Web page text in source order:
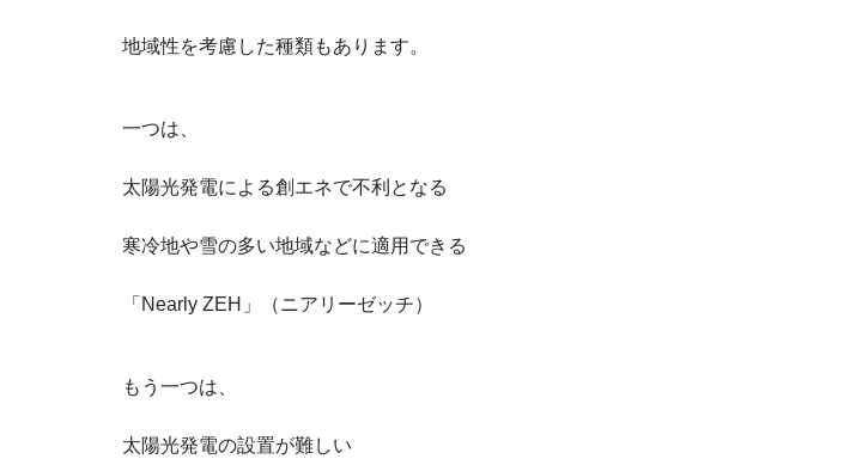
地域性を考慮した種類もあります。
一つは、
太陽光発電による創エネで不利となる
寒冷地や雪の多い地域などに適用できる
「Nearly ZEH」（ニアリーゼッチ）
もう一つは、
太陽光発電の設置が難しい